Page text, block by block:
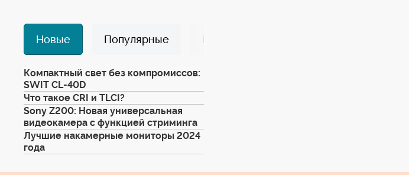
Новые Популярные Избранные
Компактный свет без компромиссов:
SWIT CL-40D
Что такое CRI и TLCI?
Sony Z200: Новая универсальная
видеокамера с функцией стриминга
Лучшие накамерные мониторы 2024
года